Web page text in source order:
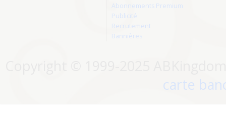
Abonnements Premium
Publicité
Recrutement
Bannières
carte